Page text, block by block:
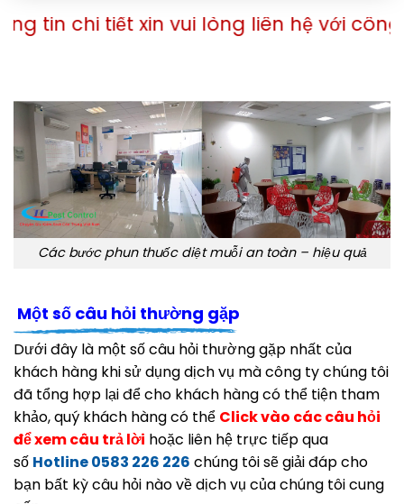
xin vui lòng liên hệ với công ty theo
Các bước phun thuốc diệt muỗi an toàn – hiệu quả
Một số câu hỏi thường gặp
Dưới đây là một số câu hỏi thường gặp nhất của
khách hàng khi sử dụng dịch vụ mà công ty chúng tôi
đã tổng hợp lại để cho khách hàng có thể tiện tham
khảo, quý khách hàng có thể Click vào các câu hỏi
để xem câu trả lời hoặc liên hệ trực tiếp qua
số Hotline 0583 226 226 chúng tôi sẽ giải đáp cho
bạn bất kỳ câu hỏi nào về dịch vụ của chúng tôi cung